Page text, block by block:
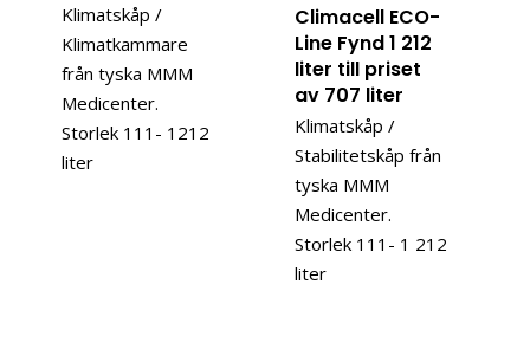
Klimatskåp /
Klimatkammare
från tyska MMM
Medicenter.
Storlek 111- 1212
liter
Climacell ECO-
Line Fynd 1 212
liter till priset
av 707 liter
Klimatskåp /
Stabilitetskåp från
tyska MMM
Medicenter.
Storlek 111- 1 212
liter